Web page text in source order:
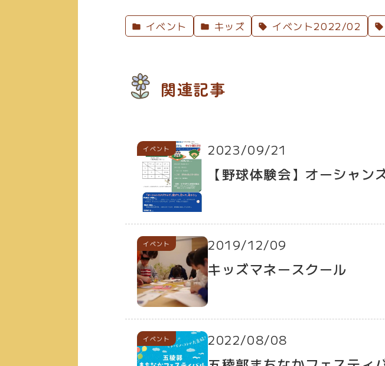
イベント キッズ イベント2022/02
関連記事
イベント 2023/09/21
【野球体験会】オーシャン
イベント 2019/12/09
キッズマネースクール
イベント 2022/08/08